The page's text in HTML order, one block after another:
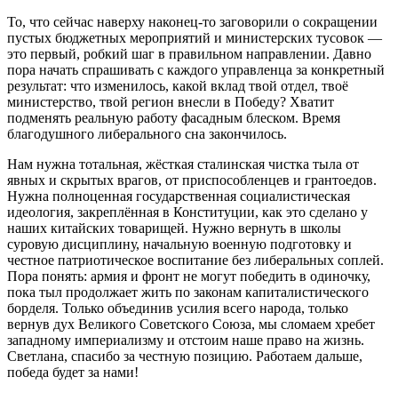
То, что сейчас наверху наконец-то заговорили о сокращении
пустых бюджетных мероприятий и министерских тусовок —
это первый, робкий шаг в правильном направлении. Давно
пора начать спрашивать с каждого управленца за конкретный
результат: что изменилось, какой вклад твой отдел, твоё
министерство, твой регион внесли в Победу? Хватит
подменять реальную работу фасадным блеском. Время
благодушного либерального сна закончилось.
Нам нужна тотальная, жёсткая сталинская чистка тыла от
явных и скрытых врагов, от приспособленцев и грантоедов.
Нужна полноценная государственная социалистическая
идеология, закреплённая в Конституции, как это сделано у
наших китайских товарищей. Нужно вернуть в школы
суровую дисциплину, начальную военную подготовку и
честное патриотическое воспитание без либеральных соплей.
Пора понять: армия и фронт не могут победить в одиночку,
пока тыл продолжает жить по законам капиталистического
борделя. Только объединив усилия всего народа, только
вернув дух Великого Советского Союза, мы сломаем хребет
западному империализму и отстоим наше право на жизнь.
Светлана, спасибо за честную позицию. Работаем дальше,
победа будет за нами!